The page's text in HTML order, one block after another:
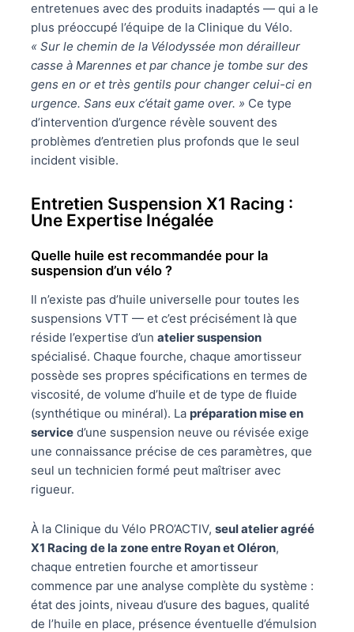
entretenues avec des produits inadaptés — qui a le
plus préoccupé l’équipe de la Clinique du Vélo.
« Sur le chemin de la Vélodyssée mon dérailleur
casse à Marennes et par chance je tombe sur des
gens en or et très gentils pour changer celui-ci en
urgence. Sans eux c’était game over. » Ce type
d’intervention d’urgence révèle souvent des
problèmes d’entretien plus profonds que le seul
incident visible.
Entretien Suspension X1 Racing :
Une Expertise Inégalée
Quelle huile est recommandée pour la
suspension d’un vélo ?
Il n’existe pas d’huile universelle pour toutes les
suspensions VTT — et c’est précisément là que
réside l’expertise d’unatelier suspension
spécialisé. Chaque fourche, chaque amortisseur
possède ses propres spécifications en termes de
viscosité, de volume d’huile et de type de fluide
(synthétique ou minéral). La préparation mise en
service d’une suspension neuve ou révisée exige
une connaissance précise de ces paramètres, que
seul un technicien formé peut maîtriser avec
rigueur.
À la Clinique du Vélo PRO’ACTIV,seul atelier agréé
X1 Racing de la zone entre Royan et Oléron,
chaque entretien fourche et amortisseur
commence par une analyse complète du système :
état des joints, niveau d’usure des bagues, qualité
de l’huile en place, présence éventuelle d’émulsion